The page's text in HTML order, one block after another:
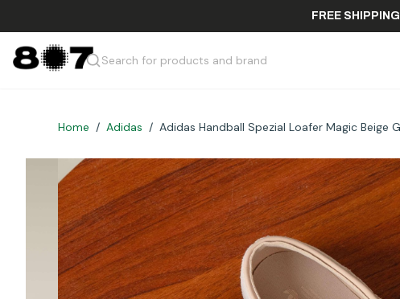
FREE
Search for products and brand
Home / Adidas / Adidas Handball Spezial Loafer Magic Beige